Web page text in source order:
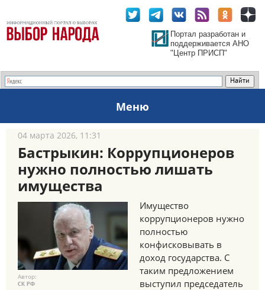
Портал разработан и
поддерживается АНО
"Центр ПРИСП"
Меню
04 марта 2026, 11:31
Бастрыкин: Коррупционеров
нужно полностью лишать
имущества
Автор:
СК РФ
Имущество
коррупционеров нужно
полностью
конфисковывать в
доход государства. С
таким предложением
выступил председатель